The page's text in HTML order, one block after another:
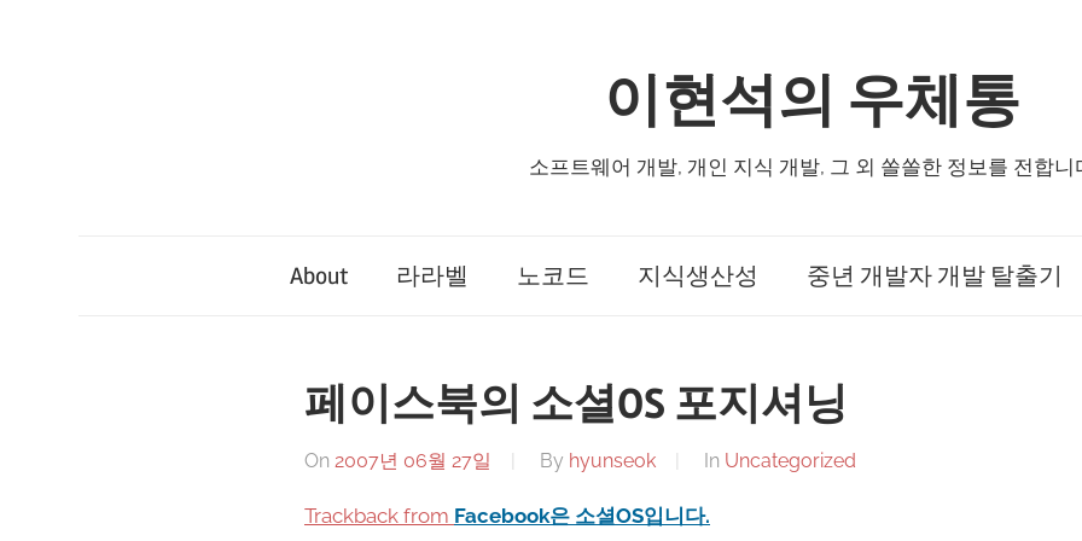
이현석의 우체통
소프트웨어 개발, 개인 지식 개발, 그 외 쏠쏠한 정보를 전합니
About 라라벨 노코드 지식생산성 중년 개발자 개발 탈출기
페이스북의 소셜OS 포지셔닝
On 2007년 06월 27일 By hyunseok In Uncategorized
Trackback from Facebook은 소셜OS입니다.